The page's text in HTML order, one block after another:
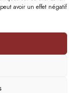
avoir un effet négatif